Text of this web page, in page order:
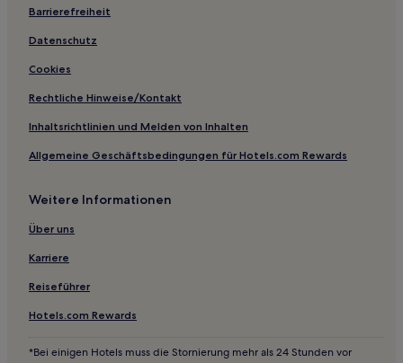
Osthavelniederung
Hotels mit WLAN in Lychen
Hotels mit Parkplatz in Lychen
Hotels mit Parkplatz in Wandlitz
Hotels mit Parkplatz in Fürstenberg-Havel
Familien in Schönefeld
Hotels mit Fitnessbereich in Schönefeld
Familien in Potsdam
Haustierfreundliche in Potsdam
Lgbtqia-Freundliche in Potsdam
Haustierfreundliche nahe Landschaftsschutzgebiet
Brandenburger Osthavelniederung
Barrierefreiheit
Datenschutz
Cookies
Rechtliche Hinweise/Kontakt
Inhaltsrichtlinien und Melden von Inhalten
Allgemeine Geschäftsbedingungen für Hotels.com Rewards
Weitere Informationen
Über uns
Karriere
Reiseführer
Hotels.com Rewards
*Bei einigen Hotels muss die Stornierung mehr als 24 Stunden vor